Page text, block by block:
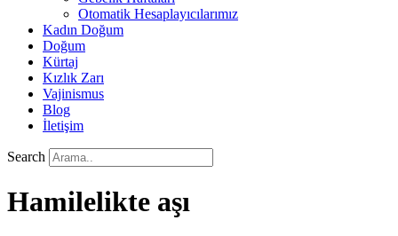
Otomatik Hesaplayıcılarımız
Kadın Doğum
Doğum
Kürtaj
Kızlık Zarı
Vajinismus
Blog
İletişim
Search
Hamilelikte aşı